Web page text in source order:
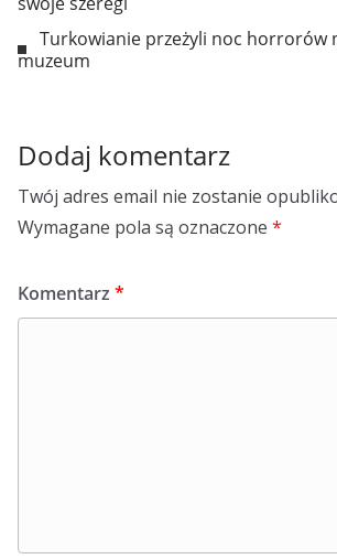
Turkowianie przeżyli noc horrorów
muzeum
Dodaj komentarz
Twój adres email nie zostanie
Wymagane pola są oznaczone *
Komentarz *